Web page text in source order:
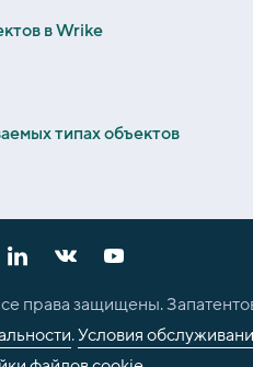
в Wrike
типах объектов
права защищены.
.Условия